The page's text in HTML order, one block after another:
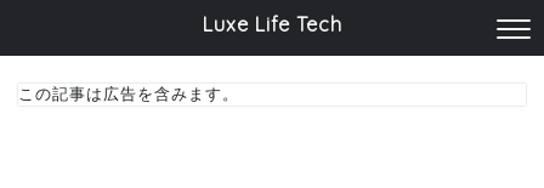
Luxe Life Tech
この記事は広告を含みます。